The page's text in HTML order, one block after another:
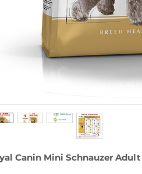
Canin Mini Schnauzer